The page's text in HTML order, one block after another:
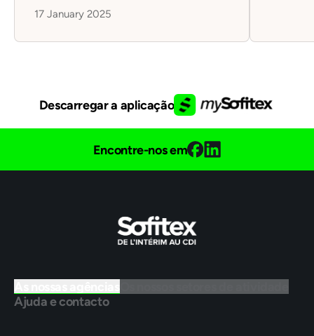
17 January 2025
Descarregar a aplicação
Encontre-nos em
Ajuda e contacto